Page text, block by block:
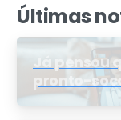
Últimas
Já pensou
pronto-
resolvida